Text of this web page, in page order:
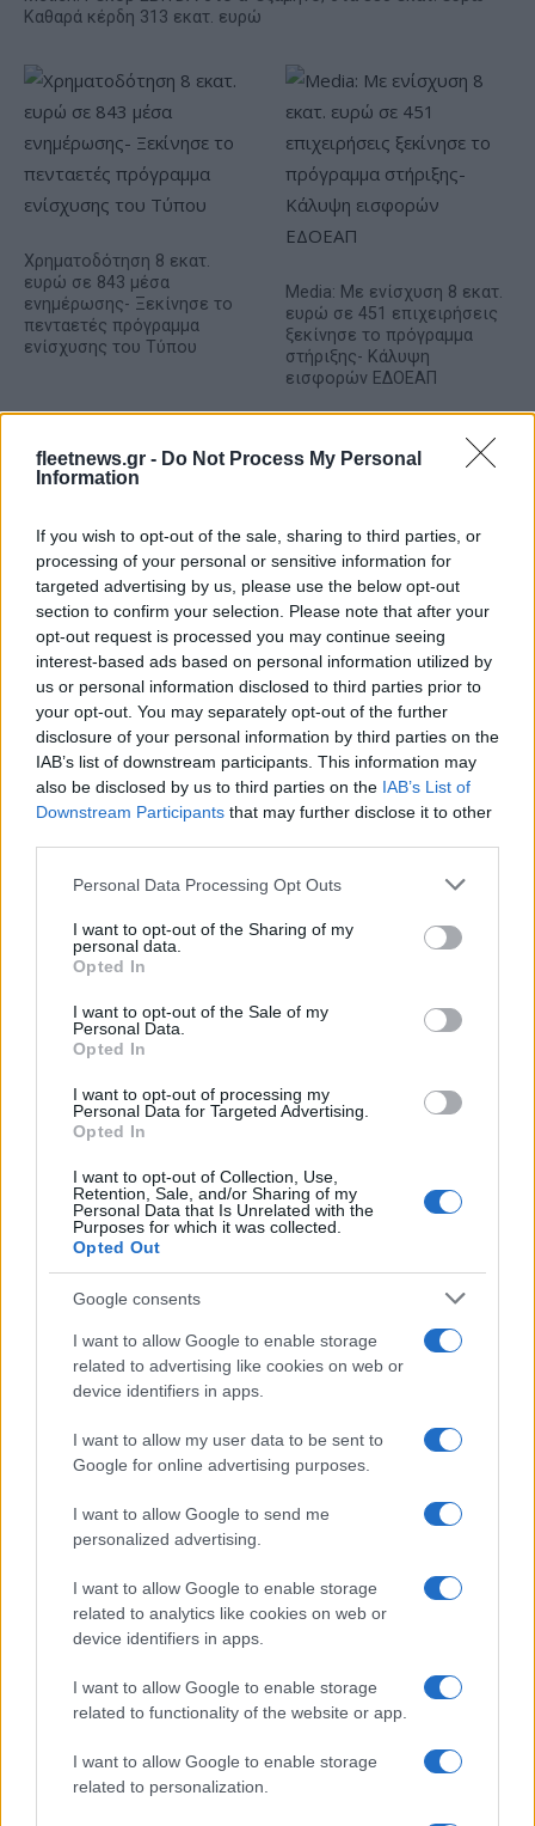
fleetnews.gr - Do Not Process My Personal
Information
If you wish to opt-out of the sale, sharing to third parties, or
processing of your personal or sensitive information for
targeted advertising by us, please use the below opt-out
section to confirm your selection. Please note that after your
opt-out request is processed you may continue seeing
interest-based ads based on personal information utilized by
us or personal information disclosed to third parties prior to
your opt-out. You may separately opt-out of the further
disclosure of your personal information by third parties on the
IAB’s list of downstream participants. This information may
also be disclosed by us to third parties on the IAB’s List of
Downstream Participants that may further disclose it to other
Please note that this website/app uses one or more Google
not limited to your visit or usage behaviour. You may click to
grant or deny consent to Google and its third-party tags to
use your data for below specified purposes in below Google
consent section.
Personal Data Processing Opt Outs
I want to opt-out of the Sharing of my
personal data.
Opted In
I want to opt-out of the Sale of my
Personal Data.
Opted In
I want to opt-out of processing my
Personal Data for Targeted Advertising.
Opted In
I want to opt-out of Collection, Use,
Retention, Sale, and/or Sharing of my
Personal Data that Is Unrelated with the
Purposes for which it was collected.
Opted Out
Google consents
I want to allow Google to enable storage
related to advertising like cookies on web or
device identifiers in apps.
I want to allow my user data to be sent to
Google for online advertising purposes.
I want to allow Google to send me
personalized advertising.
I want to allow Google to enable storage
related to analytics like cookies on web or
device identifiers in apps.
I want to allow Google to enable storage
related to functionality of the website or app.
I want to allow Google to enable storage
related to personalization.
Καθαρά κέρδη 313 εκατ. ευρώ
Χρηματοδότηση 8 εκατ.
ευρώ σε 843 μέσα
ενημέρωσης- Ξεκίνησε το
πενταετές πρόγραμμα
ενίσχυσης του Τύπου
Media: Με ενίσχυση 8 εκατ.
ευρώ σε 451 επιχειρήσεις
ξεκίνησε το πρόγραμμα
στήριξης- Κάλυψη
εισφορών ΕΔΟΕΑΠ
IAB Hellas: Νέα Διοικούσα Επιτροπή και νέο Διοικητικό
Συμβούλιο - Πρόεδρος ο Γαληνός Γιαγλής
Νέο Audi A2 e-tron με
στόχο την κορυφή της
αποδοτικότητας
Η Chery επενδύει 75 εκατ.
δολάρια στην KG Mobility
Το FIAT 500 Hybrid τώρα από 18.990 ευρώ
Νόλεϊ: «Ανυπομονώ να
ζήσω την εκπληκτική
με τη Βιλερμπάν» - Η
διευκρινιστική ανάρτηση
που έκανε
HELLENiQ ENERGY: Κέρδη 393 εκατ. ευρώ στο α' εξάμηνο –
Στα 734 εκατ. ευρώ τα EBITDA
Viohalco: Αυξημένος κατά
εξάμηνο, στα 4,3 δισ. ευρώ
– Στα 446 εκατ. ευρώ τα
ΥΠΕΘΟΟ: Νέες επενδύσεις
1 δισ. ευρώ ως το 2028 για
την Ενέργεια